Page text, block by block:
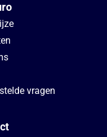
vragen